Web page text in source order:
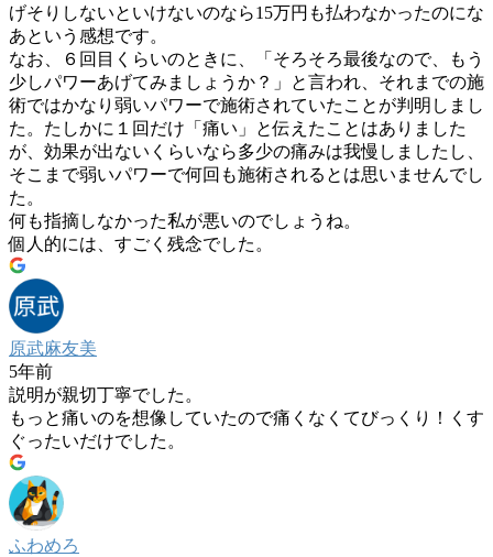
げそりしないといけないのなら15万円も払わなかったのにな
あという感想です。
なお、６回目くらいのときに、「そろそろ最後なので、もう
少しパワーあげてみましょうか？」と言われ、それまでの施
術ではかなり弱いパワーで施術されていたことが判明しまし
た。たしかに１回だけ「痛い」と伝えたことはありました
が、効果が出ないくらいなら多少の痛みは我慢しましたし、
そこまで弱いパワーで何回も施術されるとは思いませんでし
た。
何も指摘しなかった私が悪いのでしょうね。
個人的には、すごく残念でした。
原武麻友美
5年前
説明が親切丁寧でした。
もっと痛いのを想像していたので痛くなくてびっくり！くす
ぐったいだけでした。
ふわめろ